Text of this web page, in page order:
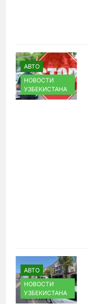
АВТО
НОВОСТИ
УЗБЕКИСТАНА
АВТО
НОВОСТИ
УЗБЕКИСТАНА